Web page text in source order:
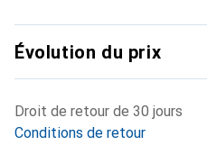
Évolution du prix
Droit de retour de 30 jours
Conditions de retour